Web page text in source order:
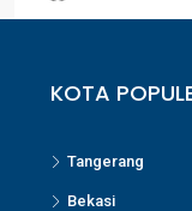
KOTA
Tangerang
Bekasi